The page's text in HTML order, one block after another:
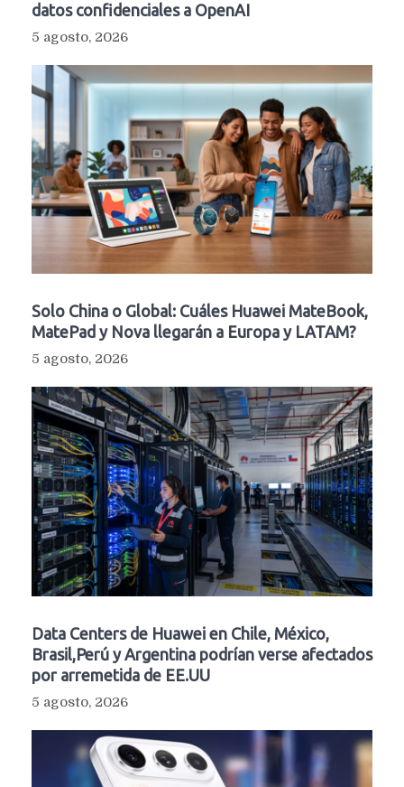
datos confidenciales a OpenAI
5 agosto, 2026
Solo China o Global: Cuáles Huawei MateBook,
MatePad y Nova llegarán a Europa y LATAM?
5 agosto, 2026
Data Centers de Huawei en Chile, México,
Brasil,Perú y Argentina podrían verse afectados
por arremetida de EE.UU
5 agosto, 2026